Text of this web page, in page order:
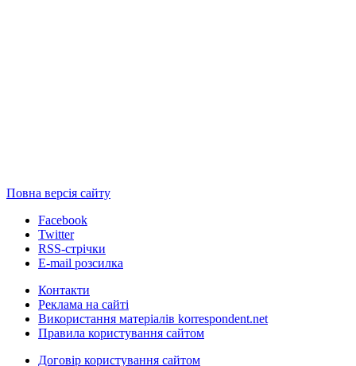
Повна версія сайту
Facebook
Twitter
RSS-стрічки
E-mail розсилка
Контакти
Реклама на сайті
Використання матеріалів korrespondent.net
Правила користування сайтом
Договір користування сайтом